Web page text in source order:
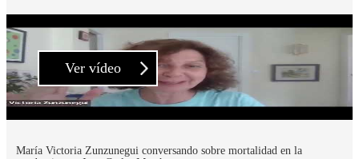
Ver vídeo
María Victoria Zunzunegui conversando sobre mortalidad en la